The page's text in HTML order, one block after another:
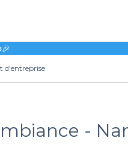
d'entreprise
-